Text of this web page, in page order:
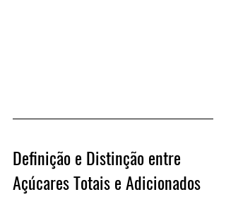
Definição e Distinção entre
Açúcares Totais e Adicionados